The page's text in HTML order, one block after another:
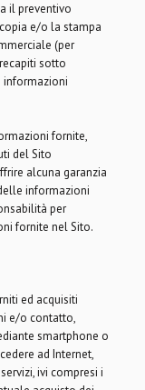
il preventivo
e/o la stampa
(per
sotto
informazioni
fornite,
del Sito
alcuna garanzia
informazioni
per
fornite nel Sito.
ed acquisiti
e/o contatto,
smartphone o
ad Internet,
ivi compresi i